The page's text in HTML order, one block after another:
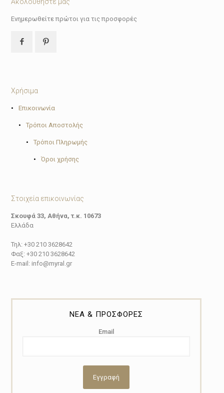
Ενημερωθείτε πρώτοι για τις προσφορές
Χρήσιμα
• Επικοινωνία
• Τρόποι Αποστολής
• Τρόποι Πληρωμής
• Όροι χρήσης
Στοιχεία επικοινωνίας
Σκουφά 33, Αθήνα, τ.κ. 10673
Ελλάδα
Τηλ: +30 210 3628642
Φαξ: +30 210 3628642
E-mail: info@myral.gr
ΝΕΑ & ΠΡΟΣΦΟΡΕΣ
Email